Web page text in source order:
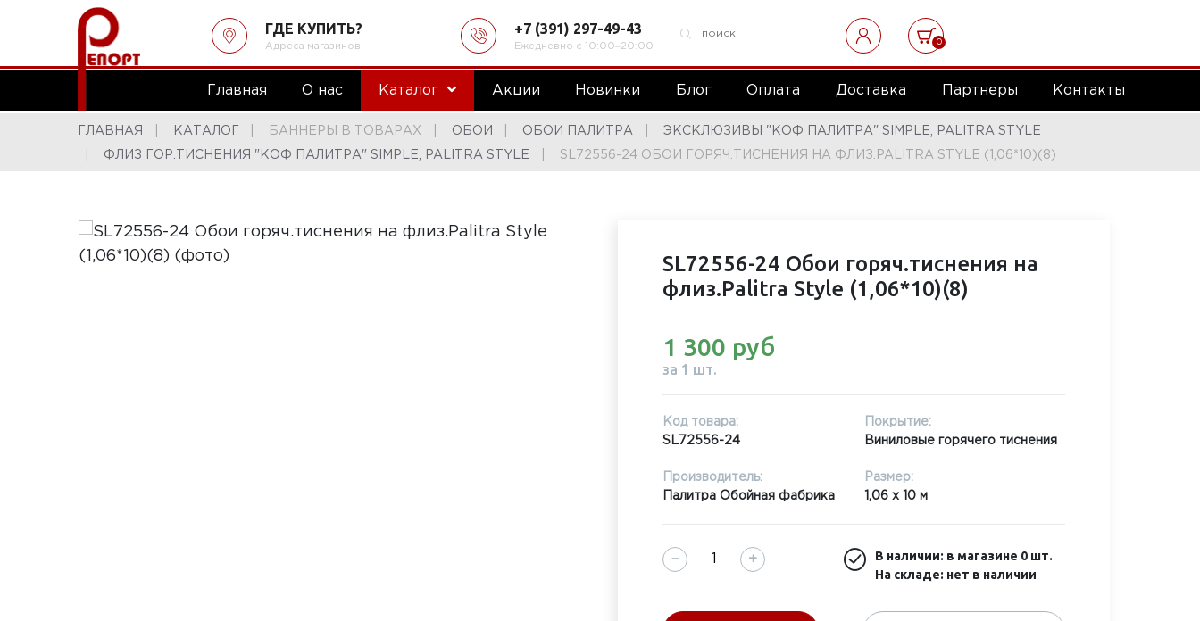
ГДЕ КУПИТЬ?
Адреса магазинов
+7 (391) 297-49-43
Ежедневно с 10:00‒20:00 0
Главная О нас Каталог Акции Новинки Блог Оплата Доставка Партнеры Контакты
ГЛАВНАЯ КАТАЛОГ БАННЕРЫ В ТОВАРАХ ОБОИ ОБОИ ПАЛИТРА ЭКСКЛЮЗИВЫ "КОФ ПАЛИТРА" SIMPLE, PALITRA STYLE
ФЛИЗ ГОР.ТИСНЕНИЯ "КОФ ПАЛИТРА" SIMPLE, PALITRA STYLE SL72556-24 ОБОИ ГОРЯЧ.ТИСНЕНИЯ НА ФЛИЗ.PALITRA STYLE (1,06*10)(8)
SL72556-24 Обои горяч.тиснения на
флиз.Palitra Style (1,06*10)(8)
1 300 руб
за 1 шт.
Код товара:
SL72556-24
Покрытие:
Виниловые горячего тиснения
Производитель:
Палитра Обойная фабрика
Размер:
1,06 x 10 м
− + В наличии: в магазине 0 шт.
На складе: нет в наличии